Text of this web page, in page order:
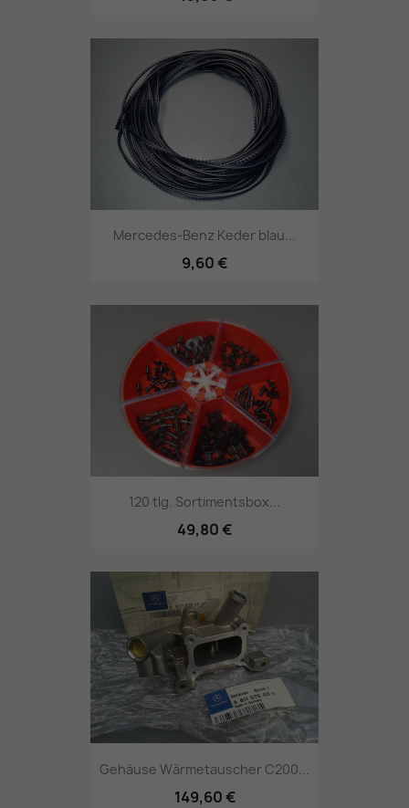
Mercedes-Benz Keder blau...
9,60 €
120 tlg. Sortimentsbox...
49,80 €
Gehäuse Wärmetauscher C200...
149,60 €